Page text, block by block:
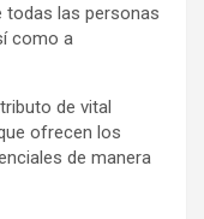
todas las personas
como a
de vital
ofrecen los
de manera